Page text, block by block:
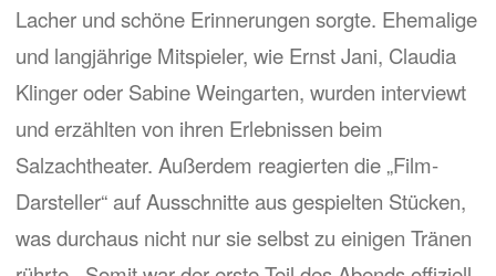
Lacher und schöne Erinnerungen sorgte. Ehemalige
und langjährige Mitspieler, wie Ernst Jani, Claudia
Klinger oder Sabine Weingarten, wurden interviewt
und erzählten von ihren Erlebnissen beim
Salzachtheater. Außerdem reagierten die „Film-
Darsteller“ auf Ausschnitte aus gespielten Stücken,
was durchaus nicht nur sie selbst zu einigen Tränen